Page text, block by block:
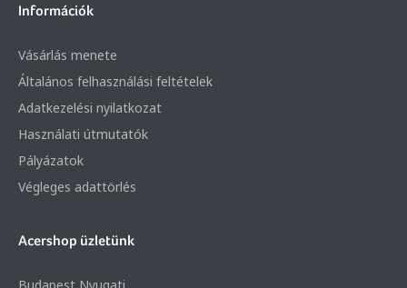
Információk
Vásárlás menete
Általános felhasználási feltételek
Adatkezelési nyilatkozat
Használati útmutatók
Pályázatok
Végleges adattörlés
Acershop üzletünk